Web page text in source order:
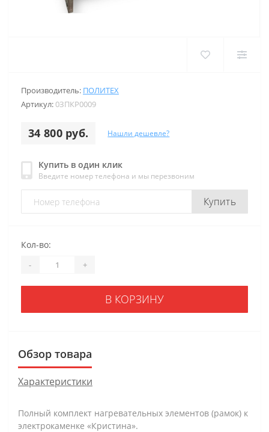
Производитель: ПОЛИТЕХ
Артикул:0ЗПКР0009
34 800 руб. Нашли дешевле?
Купить в один клик
Введите номер телефона и мы перезвоним
Купить
Кол-во:
- +
В КОРЗИНУ
Обзор товара
Характеристики
Полный комплект нагревательных элементов (рамок) к
электрокаменке «Кристина».